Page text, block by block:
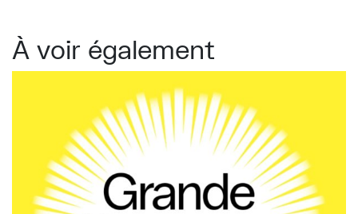
À voir également